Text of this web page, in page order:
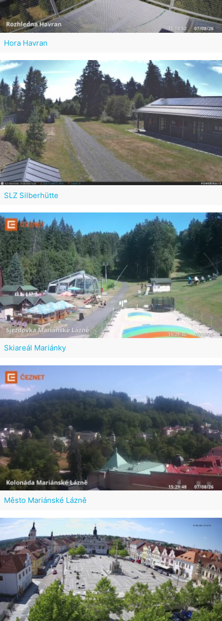
Hora Havran
SLZ Silberhütte
Skiareál Mariánky
Město Mariánské Lázně